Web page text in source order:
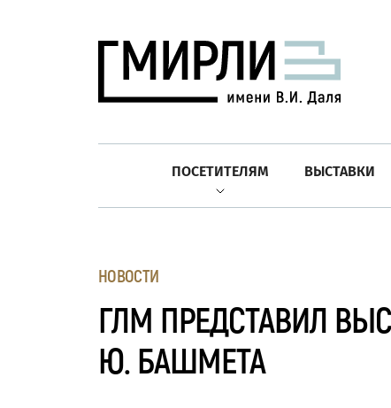
ПОСЕТИТЕЛЯМ ВЫСТАВКИ
НОВОСТИ
ГЛМ ПРЕДСТАВИЛ
Ю. БАШМЕТА